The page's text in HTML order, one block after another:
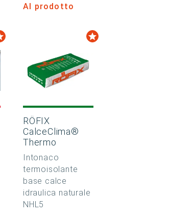
Al prodotto
RÖFIX
CalceClima®
Thermo
Intonaco
termoisolante
base calce
idraulica naturale
NHL5